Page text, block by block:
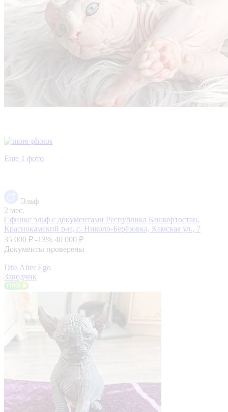
Еще 1 фото
Эльф
2 мес.
Сфинкс эльф с документами Республика Башкортостан,
Краснокамский р-н, с. Николо-Берёзовка, Камская ул., 7
35 000 ₽ -13% 40 000 ₽
Документы проверены
Dita Alter Ego
Заводчик